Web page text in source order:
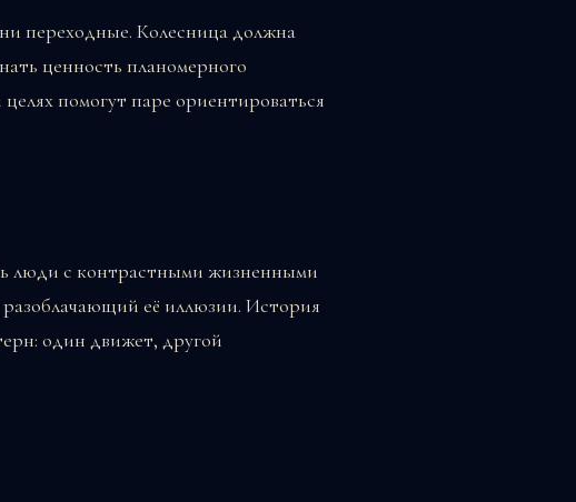
переходные. Колесница должна
ценность планомерного
помогут паре ориентироваться
люди с контрастными жизненными
её иллюзии. История
один движет, другой